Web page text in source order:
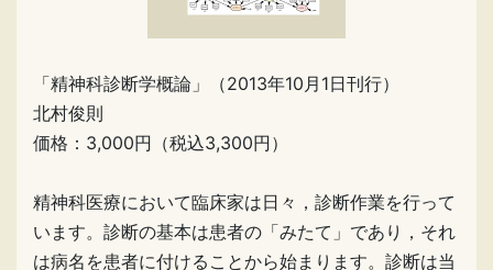
「精神科診断学概論」（2013年10月1日刊行）
北村俊則
価格：3,000円（税込3,300円）
精神科医療において臨床家は日々，診断作業を行って
います。診断の基本は患者の「みたて」であり，それ
は病名を患者に付けることから始まります。診断は当